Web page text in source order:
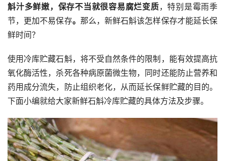
斛汁多鲜嫩，保存不当就很容易腐烂变质，特别是霉雨季
节，更加不易保存。 那么，新鲜石斛该怎样保存才能延长保
鲜时间？
使用冷库贮藏石斛，将不受自然条件的限制，能有效提高抗
氧化酶活性，杀死各种病原菌微生物，同时还能防止营养和
药用成分流失，防止组织老化，从而延长保鲜贮藏的目的。
下面小编就给大家新鲜石斛冷库贮藏的具体方法及步骤。